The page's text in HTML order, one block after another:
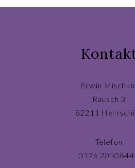
Erwin
Rausch 3
82211
Telefon
0176